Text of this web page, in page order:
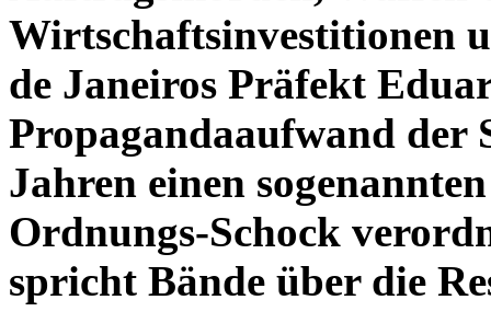
Wirtschaftsinvestitionen
de Janeiros Präfekt
Propagandaaufwand der
Jahren einen
Ordnungs-Schock
spricht Bände über die